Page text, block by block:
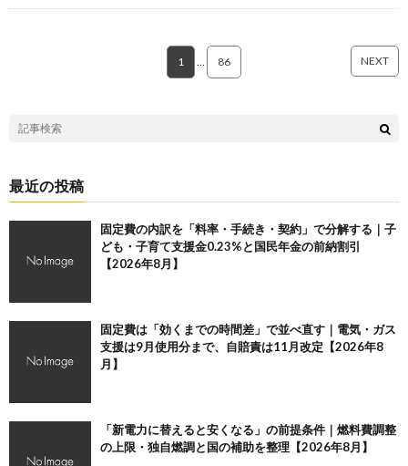
1 86 NEXT
最近の投稿
固定費の内訳を「料率・手続き・契約」で分解する｜子
ども・子育て支援金0.23%と国民年金の前納割引
【2026年8月】
固定費は「効くまでの時間差」で並べ直す｜電気・ガス
支援は9月使用分まで、自賠責は11月改定【2026年8
月】
「新電力に替えると安くなる」の前提条件｜燃料費調整
の上限・独自燃調と国の補助を整理【2026年8月】